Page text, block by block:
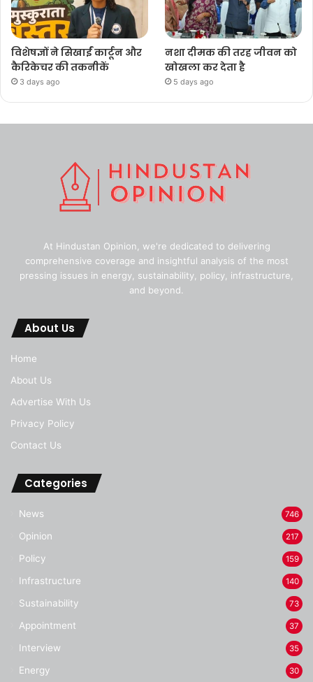
विशेषज्ञों ने सिखाईं कार्टून और
कैरिकेचर की तकनीकें
3 days ago
नशा दीमक की तरह जीवन को
खोखला कर देता है
5 days ago
At Hindustan Opinion, we're dedicated to delivering
comprehensive coverage and insightful analysis of the most
pressing issues in energy, sustainability, policy, infrastructure,
and beyond.
About Us
Home
About Us
Advertise With Us
Privacy Policy
Contact Us
Categories
News 746
Opinion 217
Policy 159
Infrastructure 140
Sustainability 73
Appointment 37
Interview 35
Energy 30